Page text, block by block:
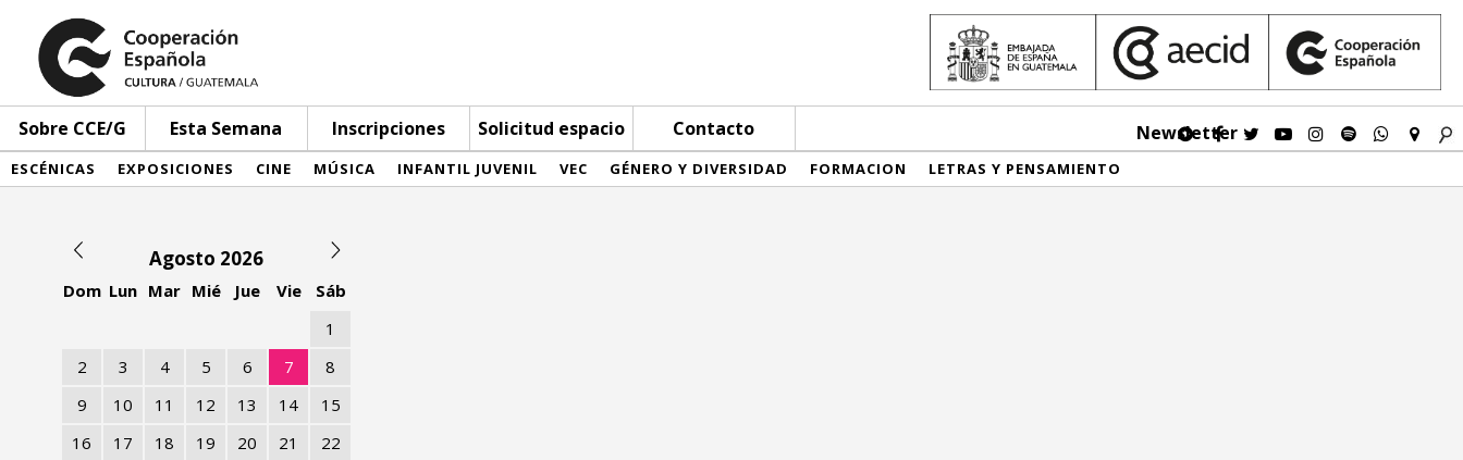
Sobre CCE/G Esta Semana Inscripciones Solicitud espacio Contacto Newsletter
ESCÉNICAS EXPOSICIONES CINE MÚSICA INFANTIL JUVENIL VEC GÉNERO Y DIVERSIDAD FORMACION LETRAS Y PENSAMIENTO
Agosto 2026
Dom Lun Mar Mié Jue Vie
Sáb
1
2
3 4 5 6 7
8
9
10 11 12 13 14
15
16
17 18 19 20 21
22